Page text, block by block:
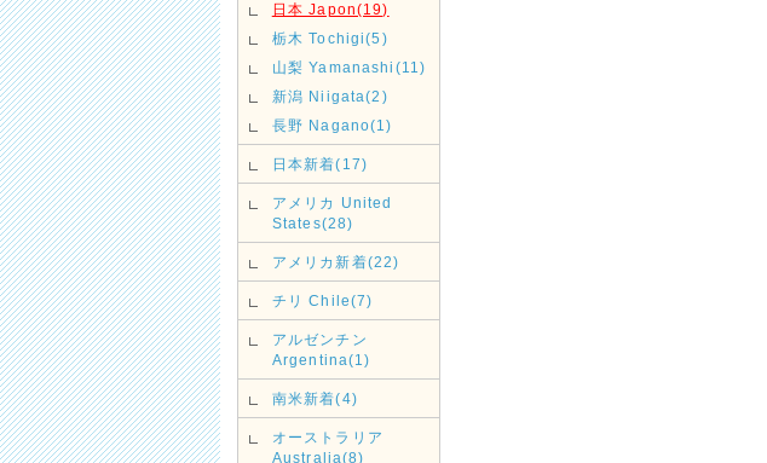
日本 Japon(19)
栃木 Tochigi(5)
山梨 Yamanashi(11)
新潟 Niigata(2)
長野 Nagano(1)
日本新着(17)
アメリカ United
States(28)
アメリカ新着(22)
チリ Chile(7)
アルゼンチン
Argentina(1)
南米新着(4)
オーストラリア
Australia(8)